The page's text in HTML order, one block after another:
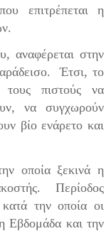
επιτρέπεται η
αναφέρεται στην
Έτσι, το
τους πιστούς να
να συγχωρούν
βίο ενάρετο και
οποία ξεκινά η
Περίοδος
την οποία οι
Εβδομάδα και την